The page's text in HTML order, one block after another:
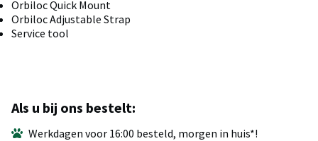
Orbiloc Quick Mount
Orbiloc Adjustable Strap
Service tool
Als u bij ons bestelt:
Werkdagen voor 16:00 besteld, morgen in huis*!